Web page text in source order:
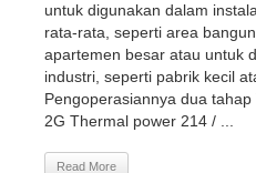
untuk digunakan dalam
rata-rata, seperti area
apartemen besar atau untuk
industri, seperti pabrik kecil
Pengoperasiannya dua tahap
2G Thermal power 214 / ...
Read More